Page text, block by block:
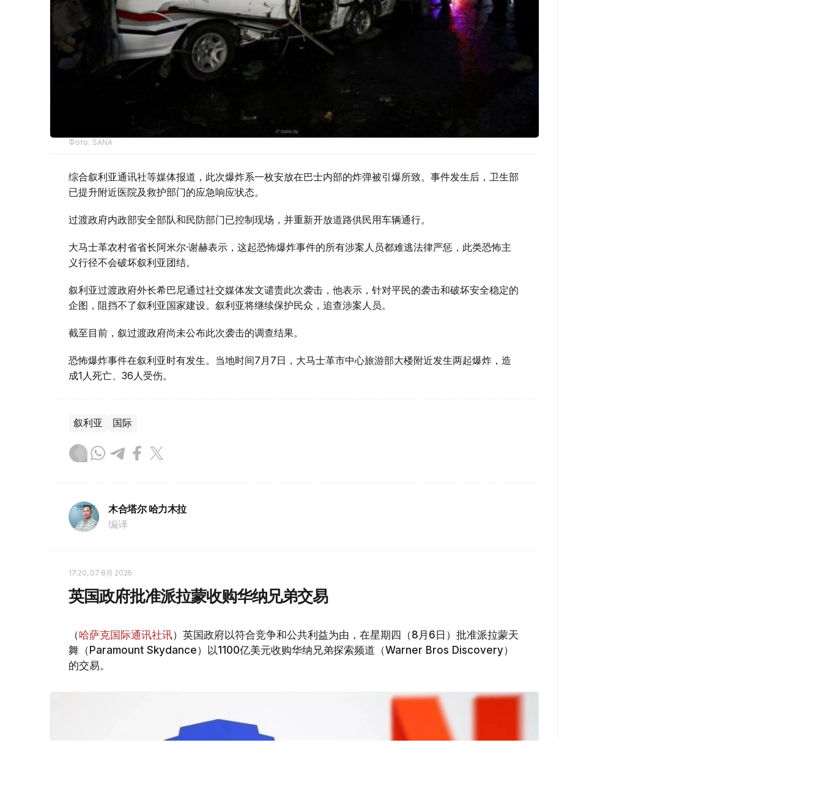
Фото: SANA
综合叙利亚通讯社等媒体报道，此次爆炸系一枚安放在巴士内部的炸弹被引爆所致。事件发生后，卫生部
已提升附近医院及救护部门的应急响应状态。
过渡政府内政部安全部队和民防部门已控制现场，并重新开放道路供民用车辆通行。
大马士革农村省省长阿米尔·谢赫表示，这起恐怖爆炸事件的所有涉案人员都难逃法律严惩，此类恐怖主
义行径不会破坏叙利亚团结。
叙利亚过渡政府外长希巴尼通过社交媒体发文谴责此次袭击，他表示，针对平民的袭击和破坏安全稳定的
企图，阻挡不了叙利亚国家建设。叙利亚将继续保护民众，追查涉案人员。
截至目前，叙过渡政府尚未公布此次袭击的调查结果。
恐怖爆炸事件在叙利亚时有发生。当地时间7月7日，大马士革市中心旅游部大楼附近发生两起爆炸，造
成1人死亡、36人受伤。
叙利亚 国际
木合塔尔 哈力木拉
编译
17:20, 07 8月 2026
英国政府批准派拉蒙收购华纳兄弟交易
（哈萨克国际通讯社讯）英国政府以符合竞争和公共利益为由，在星期四（8月6日）批准派拉蒙天
舞（Paramount Skydance）以1100亿美元收购华纳兄弟探索频道（Warner Bros Discovery）
的交易。